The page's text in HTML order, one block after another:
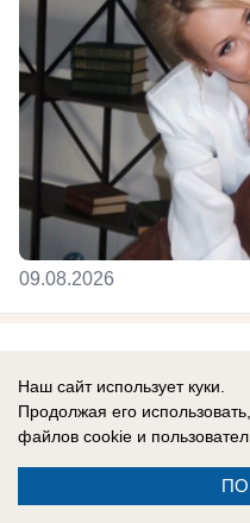
09.08.2026
Новости СМИ2
Наш сайт использует куки.
Продолжая его
файлов cookie и